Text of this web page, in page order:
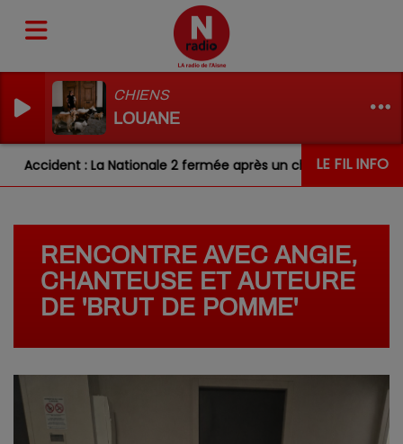
CHIENS
LOUANE
LE FIL INFO
: La Nationale 2 fermée après un choc entre deux
RENCONTRE AVEC ANGIE,
CHANTEUSE ET AUTEURE
DE 'BRUT DE POMME'